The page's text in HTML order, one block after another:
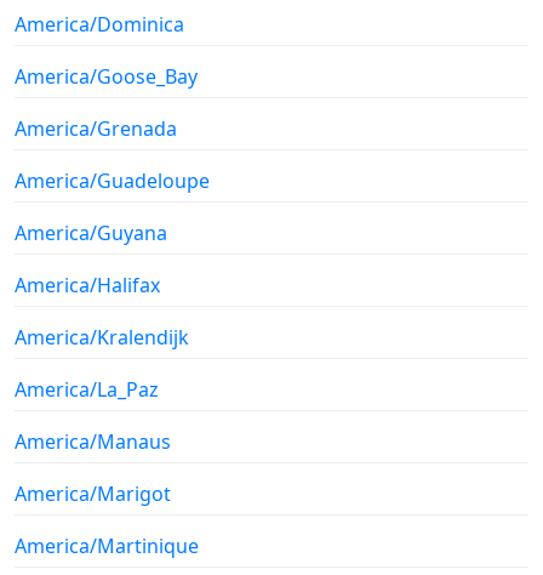
America/Dominica
America/Goose_Bay
America/Grenada
America/Guadeloupe
America/Guyana
America/Halifax
America/Kralendijk
America/La_Paz
America/Manaus
America/Marigot
America/Martinique